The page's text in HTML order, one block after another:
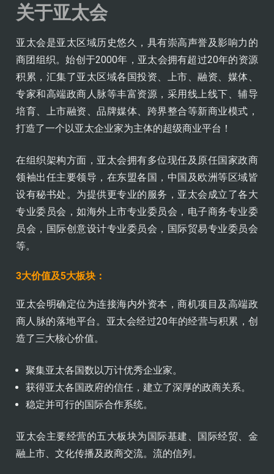
关于亚太会
亚太会是亚太区域历史悠久，具有崇高声誉及影响力的
商团组织。始创于2000年，亚太会拥有超过20年的资源
积累，汇集了亚太区域各国投资、上市、融资、媒体、
专家和高端政商人脉等丰富资源，采用线上线下、辅导
培育、上市融资、品牌媒体、跨界整合等新商业模式，
打造了一个以亚太企业家为主体的超级商业平台！
在组织架构方面，亚太会拥有多位现任及原任国家政商
领袖出任主要领导，在东盟各国，中国及欧洲等区域皆
设有秘书处。为提供更专业的服务，亚太会成立了各大
专业委员会，如海外上市专业委员会，电子商务专业委
员会，国际创意设计专业委员会，国际贸易专业委员会
等。
3大价值及5大板块：
亚太会明确定位为连接海内外资本，商机项目及高端政
商人脉的落地平台。亚太会经过20年的经营与积累，创
造了三大核心价值。
聚集亚太各国数以万计优秀企业家。
获得亚太各国政府的信任，建立了深厚的政商关系。
稳定并可行的国际合作系统。
亚太会主要经营的五大板块为国际基建、国际经贸、金
融上市、文化传播及政商交流。流的信列。